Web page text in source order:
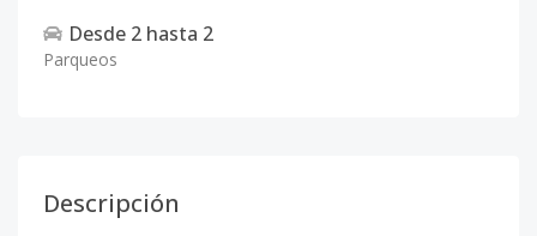
Desde 2 hasta 2
Parqueos
Descripción